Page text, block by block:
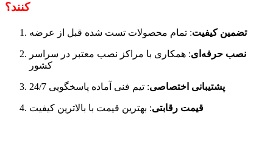
کنند؟
تضمین کیفیت: تمام محصولات تست شده قبل از عرضه
نصب حرفه‌ای: همکاری با مراکز نصب معتبر در سراسر
کشور
پشتیبانی اختصاصی: تیم فنی آماده پاسخگویی 24/7
قیمت رقابتی: بهترین قیمت با بالاترین کیفیت